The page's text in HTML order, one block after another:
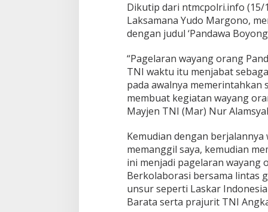
Dikutip dari ntmcpolri.info (15/
Laksamana Yudo Margono,
dengan judul ‘Pandawa
“Pagelaran wayang orang
TNI waktu itu menjabat
pada awalnya memerintahkan
membuat kegiatan wayang
Mayjen TNI (Mar) Nur
Kemudian dengan
memanggil saya, kemudian
ini menjadi pagelaran wayang
Berkolaborasi bersama lintas
unsur seperti Laskar
Barata serta prajurit TNI